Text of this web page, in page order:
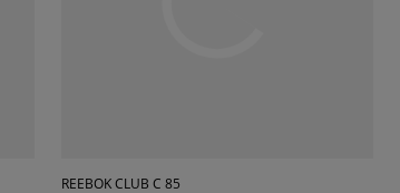
REEBOK CLUB C 85